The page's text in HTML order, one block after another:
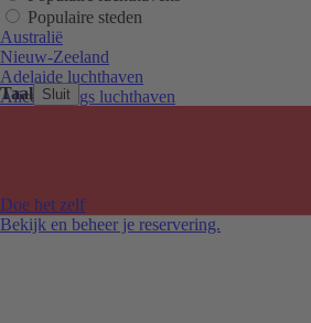
Taal Sluit
Doe het zelf
Bekijk en beheer je reservering.
Populaire steden
Australië
Nieuw-Zeeland
Adelaide luchthaven
Alice Springs luchthaven
Melbourne Tullamarine luchthaven
Perth luchthaven
Sydney luchthaven